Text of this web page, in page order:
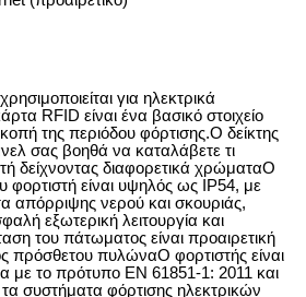
για ηλεκτρικά
RFID είναι ένα βασικό στοιχείο
της περιόδου φόρτισης.Ο δείκτης
σας βοηθά να καταλάβετε τι
δείχνοντας διαφορετικά χρώματαΟ
φορτιστή είναι υψηλός ως IP54, με
απόρριψης νερού και σκουριάς,
εξωτερική λειτουργία και
του πάτωματος είναι προαιρετική
πρόσθετου πυλώναΟ φορτιστής είναι
με το πρότυπο EN 61851-1: 2011 και
συστήματα φόρτισης ηλεκτρικών